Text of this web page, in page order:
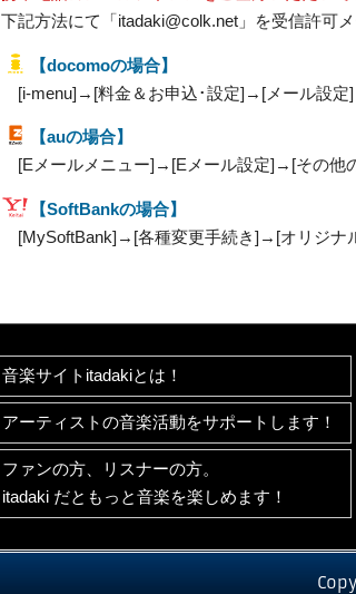
下記方法にて「itadaki@colk.net」を受信許可
【docomoの場合】
[i-menu]→[料金＆お申込･設定]→[メール設
【auの場合】
[Eメールメニュー]→[Eメール設定]→[その他
【SoftBankの場合】
[MySoftBank]→[各種変更手続き]→[オリジナ
音楽サイトitadakiとは！
アーティストの音楽活動をサポートします！
ファンの方、リスナーの方。
itadaki だともっと音楽を楽しめます！